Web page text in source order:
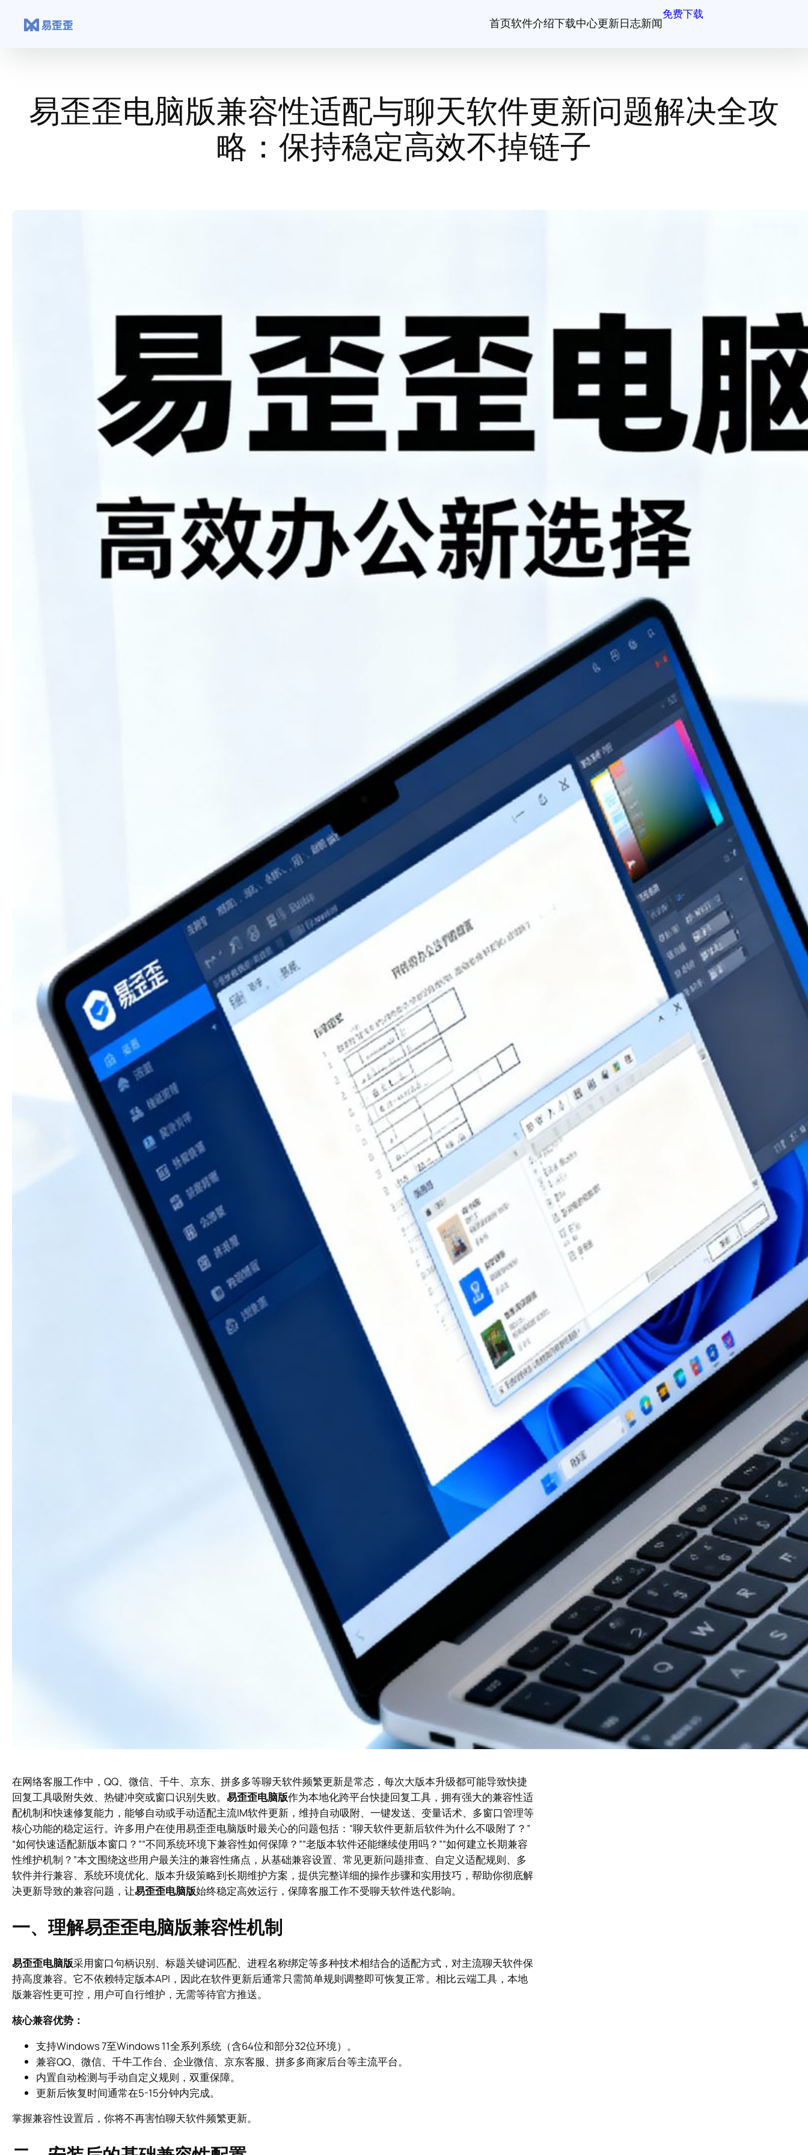
首页软件介绍下载中心更新日志新闻
免费下载
易歪歪电脑版兼容性适配与聊天软件更新问题解决全攻
略：保持稳定高效不掉链子
在网络客服工作中，QQ、微信、千牛、京东、拼多多等聊天软件频繁更新是常态，每次大版本升级都可能导致快捷
回复工具吸附失效、热键冲突或窗口识别失败。 易歪歪电脑版作为本地化跨平台快捷回复工具，拥有强大的兼容性适
配机制和快速修复能力，能够自动或手动适配主流IM软件更新，维持自动吸附、一键发送、变量话术、多窗口管理等
核心功能的稳定运行。许多用户在使用易歪歪电脑版时最关心的问题包括：“聊天软件更新后软件为什么不吸附了？”
“如何快速适配新版本窗口？”“不同系统环境下兼容性如何保障？”“老版本软件还能继续使用吗？”“如何建立长期兼容
性维护机制？”本文围绕这些用户最关注的兼容性痛点，从基础兼容设置、常见更新问题排查、自定义适配规则、多
软件并行兼容、系统环境优化、版本升级策略到长期维护方案，提供完整详细的操作步骤和实用技巧，帮助你彻底解
决更新导致的兼容问题，让易歪歪电脑版始终稳定高效运行，保障客服工作不受聊天软件迭代影响。
一、理解易歪歪电脑版兼容性机制
易歪歪电脑版采用窗口句柄识别、标题关键词匹配、进程名称绑定等多种技术相结合的适配方式，对主流聊天软件保
持高度兼容。它不依赖特定版本API，因此在软件更新后通常只需简单规则调整即可恢复正常。相比云端工具，本地
版兼容性更可控，用户可自行维护，无需等待官方推送。
核心兼容优势：
支持Windows 7至Windows 11全系列系统（含64位和部分32位环境）。
兼容QQ、微信、千牛工作台、企业微信、京东客服、拼多多商家后台等主流平台。
内置自动检测与手动自定义规则，双重保障。
更新后恢复时间通常在5-15分钟内完成。
掌握兼容性设置后，你将不再害怕聊天软件频繁更新。